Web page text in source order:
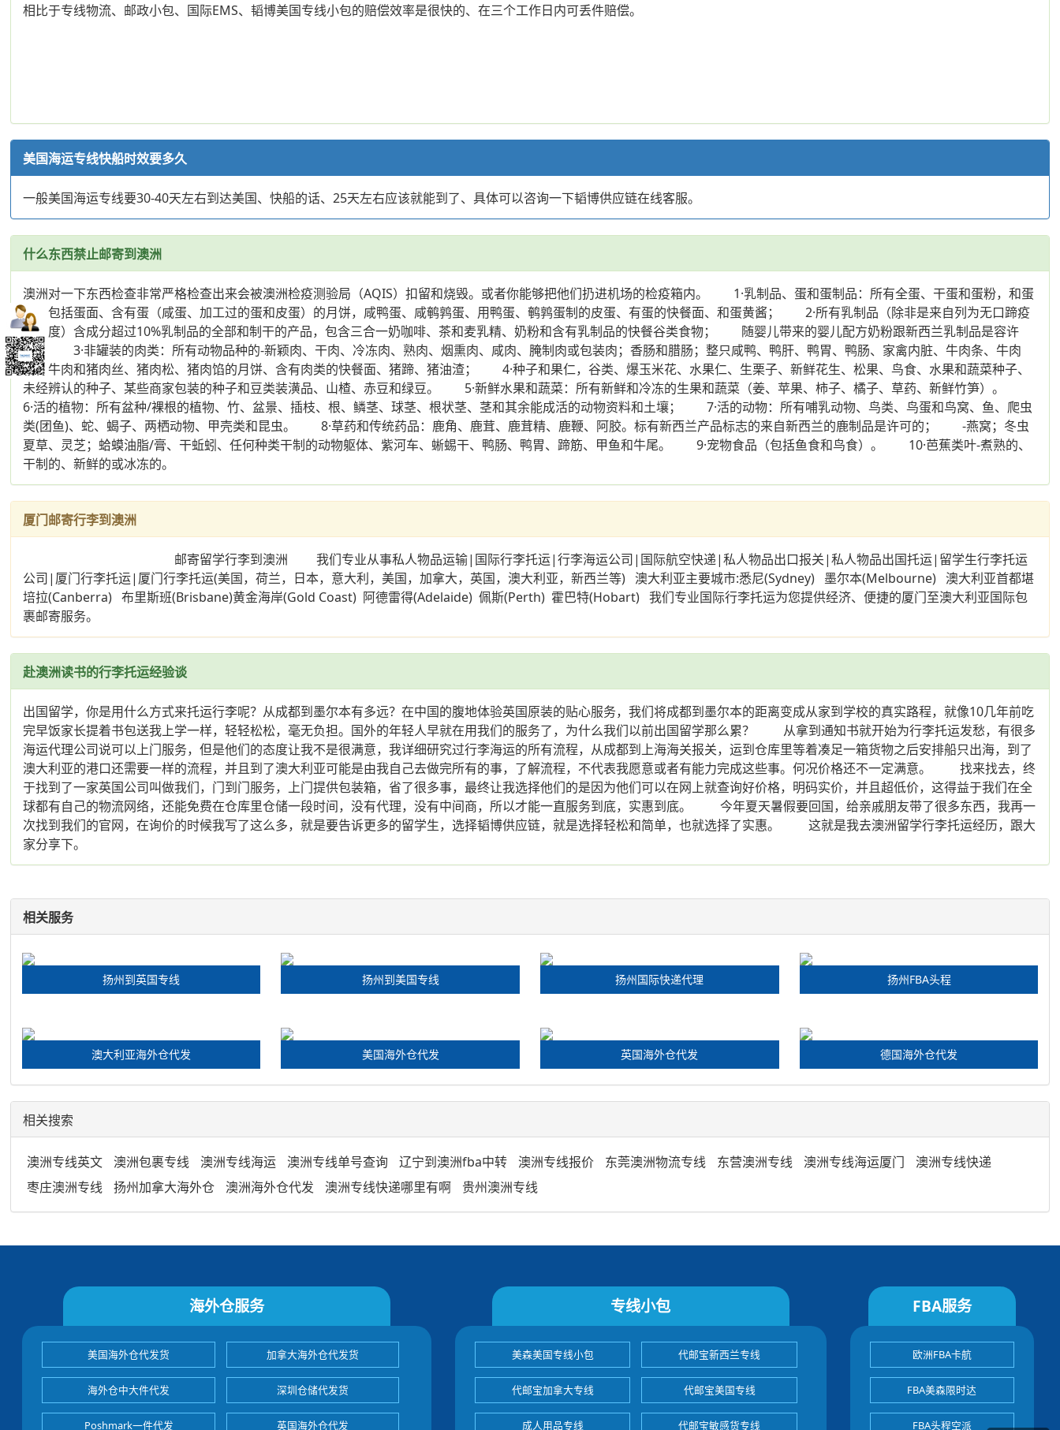
相比于专线物流、邮政小包、国际EMS、韬博美国专线小包的赔偿效率是很快的、在三个工作日内可丢件赔偿。
美国海运专线快船时效要多久
一般美国海运专线要30-40天左右到达美国、快船的话、25天左右应该就能到了、具体可以咨询一下韬博供应链在线客服。
什么东西禁止邮寄到澳洲
澳洲对一下东西检查非常严格检查出来会被澳洲检疫测验局（AQIS）扣留和烧毁。或者你能够把他们扔进机场的检疫箱内。 1·乳制品、蛋和蛋制品：所有全蛋、干蛋和蛋粉，和蛋
制品包括蛋面、含有蛋（咸蛋、加工过的蛋和皮蛋）的月饼，咸鸭蛋、咸鹌鹑蛋、用鸭蛋、鹌鹑蛋制的皮蛋、有蛋的快餐面、和蛋黄酱； 2·所有乳制品（除非是来自列为无口蹄疫
的国度）含成分超过10%乳制品的全部和制干的产品，包含三合一奶咖啡、茶和麦乳精、奶粉和含有乳制品的快餐谷类食物； 随婴儿带来的婴儿配方奶粉跟新西兰乳制品是容许
的。 3·非罐装的肉类：所有动物品种的-新颖肉、干肉、冷冻肉、熟肉、烟熏肉、咸肉、腌制肉或包装肉；香肠和腊肠；整只咸鸭、鸭肝、鸭胃、鸭肠、家禽内脏、牛肉条、牛肉
干、牛肉和猪肉丝、猪肉松、猪肉馅的月饼、含有肉类的快餐面、猪蹄、猪油渣； 4·种子和果仁，谷类、爆玉米花、水果仁、生栗子、新鲜花生、松果、鸟食、水果和蔬菜种子、
未经辨认的种子、某些商家包装的种子和豆类装潢品、山楂、赤豆和绿豆。 5·新鲜水果和蔬菜：所有新鲜和冷冻的生果和蔬菜（姜、苹果、柿子、橘子、草药、新鲜竹笋）。
6·活的植物：所有盆种/裸根的植物、竹、盆景、插枝、根、鳞茎、球茎、根状茎、茎和其余能成活的动物资料和土壤； 7·活的动物：所有哺乳动物、鸟类、鸟蛋和鸟窝、鱼、爬虫
类(团鱼)、蛇、蝎子、两栖动物、甲壳类和昆虫。 8·草药和传统药品：鹿角、鹿茸、鹿茸精、鹿鞭、阿胶。标有新西兰产品标志的来自新西兰的鹿制品是许可的； -燕窝；冬虫
夏草、灵芝；蛤蟆油脂/膏、干蚯蚓、任何种类干制的动物躯体、紫河车、蜥蜴干、鸭肠、鸭胃、蹄筋、甲鱼和牛尾。 9·宠物食品（包括鱼食和鸟食）。 10·芭蕉类叶-煮熟的、
干制的、新鲜的或冰冻的。
厦门邮寄行李到澳洲
邮寄留学行李到澳洲 我们专业从事私人物品运输|国际行李托运|行李海运公司|国际航空快递|私人物品出口报关|私人物品出国托运|留学生行李托运
公司|厦门行李托运|厦门行李托运(美国，荷兰，日本，意大利，美国，加拿大，英国，澳大利亚，新西兰等) 澳大利亚主要城市:悉尼(Sydney) 墨尔本(Melbourne) 澳大利亚首都堪
培拉(Canberra) 布里斯班(Brisbane)黄金海岸(Gold Coast) 阿德雷得(Adelaide) 佩斯(Perth) 霍巴特(Hobart) 我们专业国际行李托运为您提供经济、便捷的厦门至澳大利亚国际包
裹邮寄服务。
赴澳洲读书的行李托运经验谈
出国留学，你是用什么方式来托运行李呢？从成都到墨尔本有多远？在中国的腹地体验英国原装的贴心服务，我们将成都到墨尔本的距离变成从家到学校的真实路程，就像10几年前吃
完早饭家长提着书包送我上学一样，轻轻松松，毫无负担。国外的年轻人早就在用我们的服务了，为什么我们以前出国留学那么累？ 从拿到通知书就开始为行李托运发愁，有很多
海运代理公司说可以上门服务，但是他们的态度让我不是很满意，我详细研究过行李海运的所有流程，从成都到上海海关报关，运到仓库里等着凑足一箱货物之后安排船只出海，到了
澳大利亚的港口还需要一样的流程，并且到了澳大利亚可能是由我自己去做完所有的事，了解流程，不代表我愿意或者有能力完成这些事。何况价格还不一定满意。 找来找去，终
于找到了一家英国公司叫做我们，门到门服务，上门提供包装箱，省了很多事，最终让我选择他们的是因为他们可以在网上就查询好价格，明码实价，并且超低价，这得益于我们在全
球都有自己的物流网络，还能免费在仓库里仓储一段时间，没有代理，没有中间商，所以才能一直服务到底，实惠到底。 今年夏天暑假要回国，给亲戚朋友带了很多东西，我再一
次找到我们的官网，在询价的时候我写了这么多，就是要告诉更多的留学生，选择韬博供应链，就是选择轻松和简单，也就选择了实惠。 这就是我去澳洲留学行李托运经历，跟大
家分享下。
相关服务
扬州到英国专线 扬州到美国专线 扬州国际快递代理 扬州FBA头程
澳大利亚海外仓代发 美国海外仓代发 英国海外仓代发 德国海外仓代发
相关搜索
澳洲专线英文 澳洲包裹专线 澳洲专线海运 澳洲专线单号查询 辽宁到澳洲fba中转 澳洲专线报价 东莞澳洲物流专线 东营澳洲专线 澳洲专线海运厦门
澳洲专线快递
枣庄澳洲专线
扬州加拿大海外仓 澳洲海外仓代发 澳洲专线快递哪里有啊 贵州澳洲专线
海外仓服务
美国海外仓代发货 加拿大海外仓代发货
海外仓中大件代发 深圳仓储代发货
Poshmark一件代发 英国海外仓代发
专线小包
美森美国专线小包 代邮宝新西兰专线
代邮宝加拿大专线 代邮宝美国专线
成人用品专线 代邮宝敏感货专线
FBA服务
欧洲FBA卡航
FBA美森限时达
FBA头程空派